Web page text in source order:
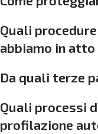
Quali
abbiamo in atto
Da quali terze
Quali processi
profilazione